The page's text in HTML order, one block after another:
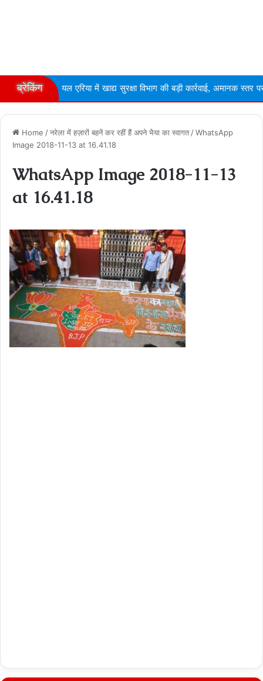
ब्रेकिंग
एरिया में खाद्य सुरक्षा विभाग की बड़ी कार्रवाई, अमानक स्तर पर ...
Home /नरेला में हज़ारों बहनें कर रहीं हैं अपने भैया का स्वागत /WhatsApp
Image 2018-11-13 at 16.41.18
WhatsApp Image 2018-11-13
at 16.41.18